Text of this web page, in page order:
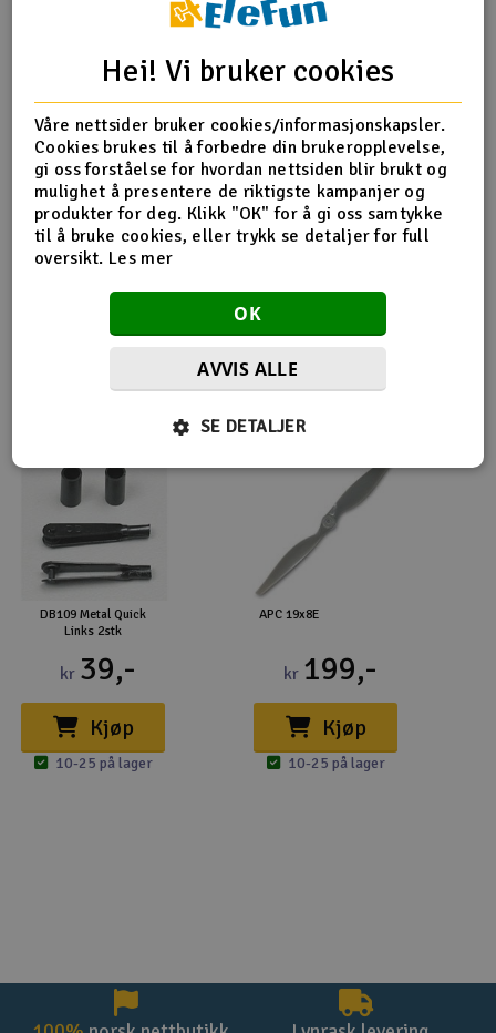
Radioutstyr
Raketter
Smarthjem, lek & hobby
Solenergi
Sparkesykler & elkjøretøy
Verktøy, utstyr & tilbehør
Produktinfo Tips en venn Anmeldelser
Produktinformasjon
APC 18x8E
Flere så også på
DB109 Metal Quick
Links 2stk
kr 39,-
Kjøp
10-25 på lager
APC 19x8E
kr 199,-
Kjøp
10-25 på lager
Hei! Vi bruker cookies
Våre nettsider bruker cookies/informasjonskapsler.
Cookies brukes til å forbedre din brukeropplevelse,
gi oss forståelse for hvordan nettsiden blir brukt og
mulighet å presentere de riktigste kampanjer og
produkter for deg. Klikk "OK" for å gi oss samtykke
til å bruke cookies, eller trykk se detaljer for full
oversikt. Les mer
OK
AVVIS ALLE
SE DETALJER